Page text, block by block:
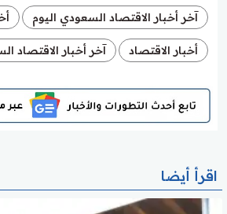
آخر أخبار الاقتصاد السعودي اليوم
أخبار الاقتصاد آخر أخبار الاقتصاد
اقرأ أيضا